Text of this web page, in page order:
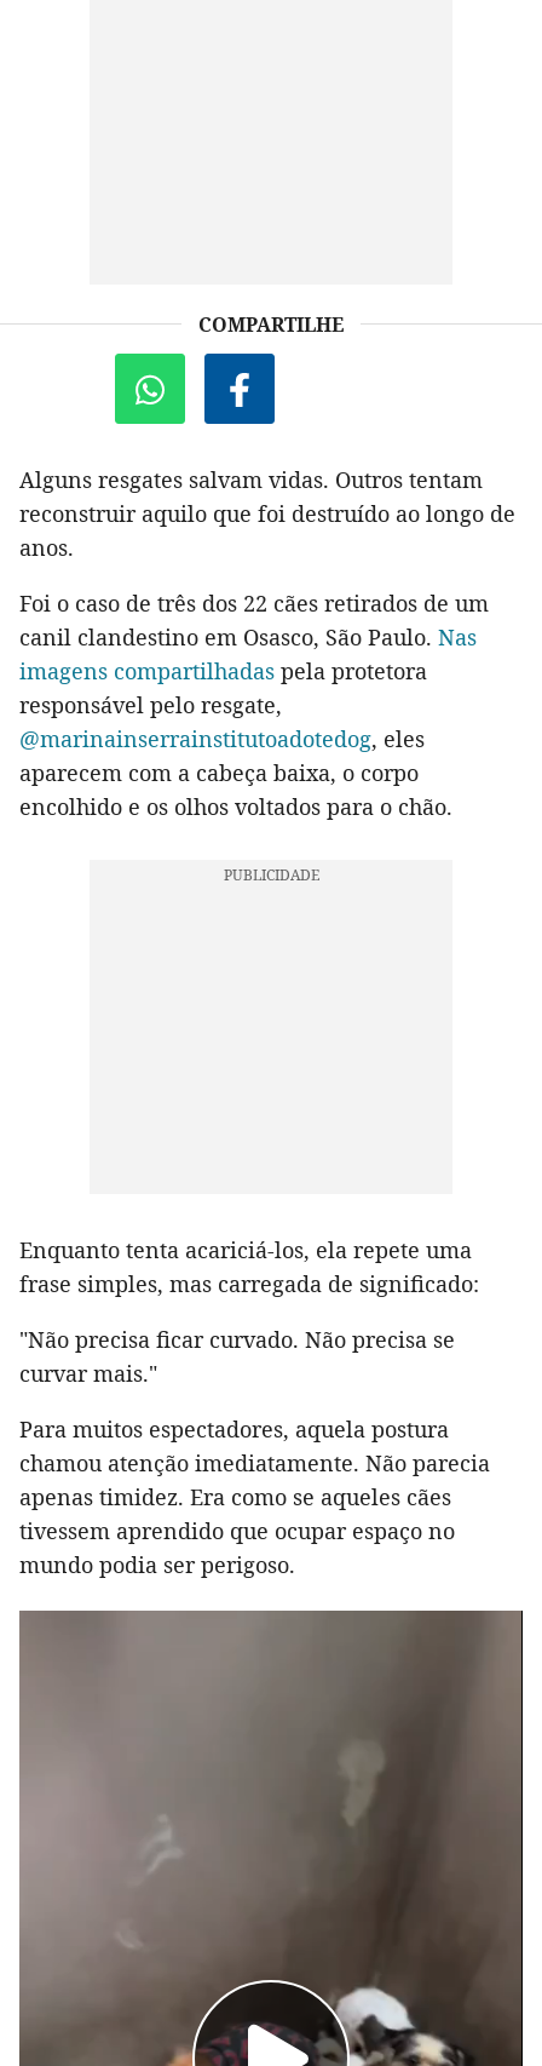
COMPARTILHE
Alguns resgates salvam vidas. Outros tentam
reconstruir aquilo que foi destruído ao longo de
anos.
Foi o caso de três dos 22 cães retirados de um
canil clandestino em Osasco, São Paulo. Nas
imagens compartilhadas pela protetora
responsável pelo resgate,
@marinainserrainstitutoadotedog, eles
aparecem com a cabeça baixa, o corpo
encolhido e os olhos voltados para o chão.
Enquanto tenta acariciá-los, ela repete uma
frase simples, mas carregada de significado:
"Não precisa ficar curvado. Não precisa se
curvar mais."
Para muitos espectadores, aquela postura
chamou atenção imediatamente. Não parecia
apenas timidez. Era como se aqueles cães
tivessem aprendido que ocupar espaço no
mundo podia ser perigoso.